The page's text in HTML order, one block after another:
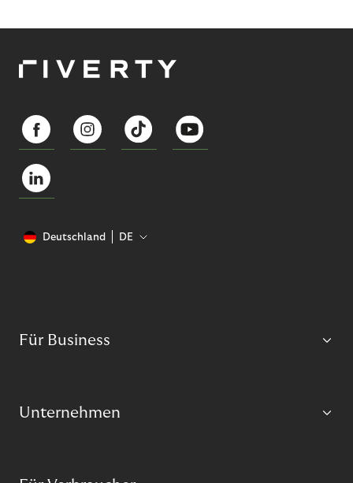
Deutschland DE
Für Business
Unternehmen